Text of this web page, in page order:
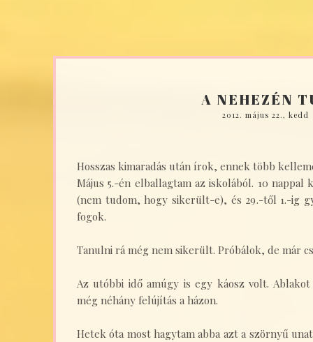
A NEHEZÉN
2012. május 22., kedd
Hosszas kimaradás után írok, ennek több
Május 5.-én elballagtam az iskolából. 10
(nem tudom, hogy sikerült-e), és 29.-től 1.-ig
fogok.
Tanulni rá még nem sikerült. Próbálok, de már
Az utóbbi idő amúgy is egy káosz volt.
még néhány felújítás a házon.
Hetek óta most hagytam abba azt a szörnyű